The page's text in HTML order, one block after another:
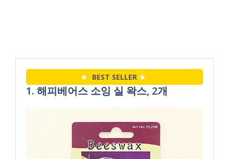
★ BEST SELLER ★
1. 해피베어스 소잉 실 왁스, 2개